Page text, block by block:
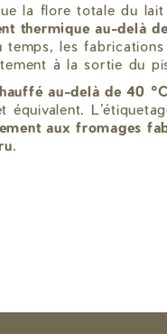
la flore totale du lait
thermique au-delà
temps, les
à la sortie du pis
au-delà de 40 °C
équivalent.
aux fromages